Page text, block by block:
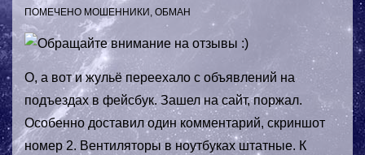
ПОМЕЧЕНО МОШЕННИКИ , ОБМАН
О, а вот и жульё переехало с объявлений на
подъездах в фейсбук. Зашел на сайт, поржал.
Особенно доставил один комментарий, скриншот
номер 2. Вентиляторы в ноутбуках штатные. К